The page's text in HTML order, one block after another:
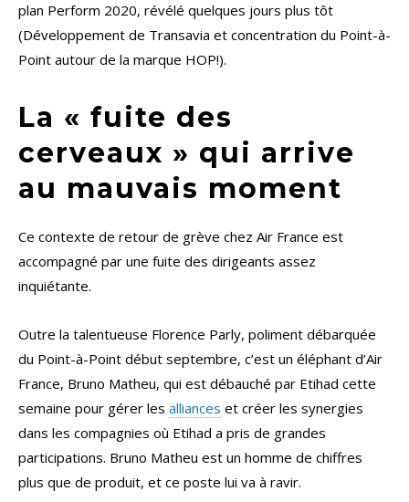
plan Perform 2020, révélé quelques jours plus tôt
(Développement de Transavia et concentration du Point-à-
Point autour de la marque HOP!).
La « fuite des
cerveaux » qui arrive
au mauvais moment
Ce contexte de retour de grève chez Air France est
accompagné par une fuite des dirigeants assez
inquiétante.
Outre la talentueuse Florence Parly, poliment débarquée
du Point-à-Point début septembre, c’est un éléphant d’Air
France, Bruno Matheu, qui est débauché par Etihad cette
semaine pour gérer les alliances et créer les synergies
dans les compagnies où Etihad a pris de grandes
participations. Bruno Matheu est un homme de chiffres
plus que de produit, et ce poste lui va à ravir.